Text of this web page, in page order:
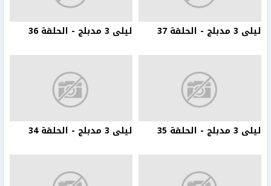
ليلى 3 مدبلج - الحلقة 37 ليلى 3 مدبلج - الحلقة 36
ليلى 3 مدبلج - الحلقة 35 ليلى 3 مدبلج - الحلقة 34